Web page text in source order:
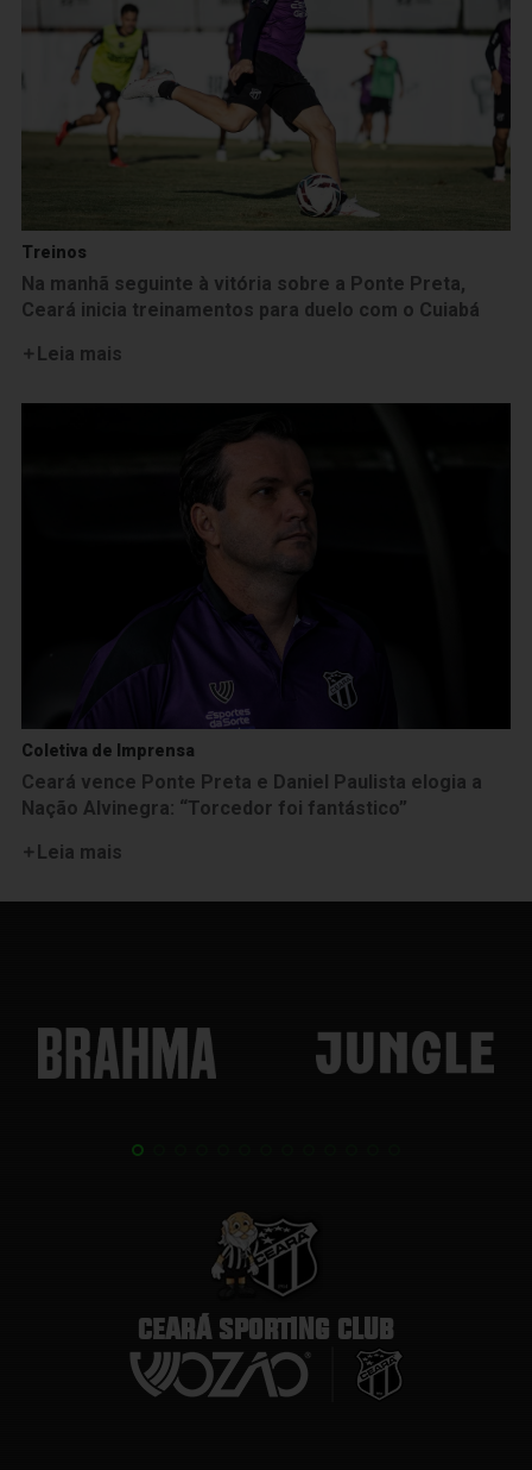
Treinos
Na manhã seguinte à vitória sobre a Ponte Preta,
Ceará inicia treinamentos para duelo com o Cuiabá
Leia mais
Coletiva de Imprensa
Ceará vence Ponte Preta e Daniel Paulista elogia a
Nação Alvinegra: “Torcedor foi fantástico”
Leia mais
CEARÁ SPORTING CLUB